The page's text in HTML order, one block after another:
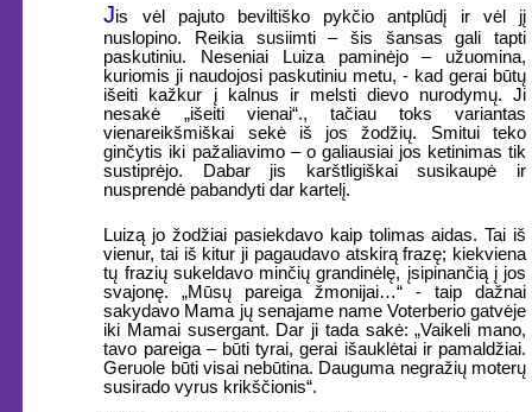
Jis vėl pajuto beviltiško pykčio antplūdį ir vėl jį
nuslopino. Reikia susiimti – šis šansas gali tapti
paskutiniu. Neseniai Luiza paminėjo – užuomina,
kuriomis ji naudojosi paskutiniu metu, - kad gerai būtų
išeiti kažkur į kalnus ir melsti dievo nurodymų. Ji
nesakė „išeiti vienai“., tačiau toks variantas
vienareikšmiškai sekė iš jos žodžių. Smitui teko
ginčytis iki pažaliavimo – o galiausiai jos ketinimas tik
sustiprėjo. Dabar jis karštligiškai susikaupė ir
nusprendė pabandyti dar kartelį.
Luizą jo žodžiai pasiekdavo kaip tolimas aidas. Tai iš
vienur, tai iš kitur ji pagaudavo atskirą frazę; kiekviena
tų frazių sukeldavo minčių grandinėlę, įsipinančią į jos
svajonę. „Mūsų pareiga žmonijai…“ - taip dažnai
sakydavo Mama jų senajame name Voterberio gatvėje
iki Mamai susergant. Dar ji tada sakė: „Vaikeli mano,
tavo pareiga – būti tyrai, gerai išauklėtai ir pamaldžiai.
Geruole būti visai nebūtina. Dauguma negražių moterų
susirado vyrus krikščionis“.